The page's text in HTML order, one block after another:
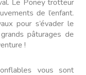
Le Poney trotteur
de l’enfant.
pour s’évader le
pâturages de
!
vous sont